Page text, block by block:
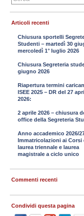
Articoli recenti
Chiusura sportelli
Studenti – martedì 30
mercoledì 1° luglio 2026
Chiusura Segreteria
giugno 2026
Riapertura termini
ISEE 2025 – DR del 27
2026:
2 aprile 2026 – chiusura
office della Segreteria
Anno accademico 2026/
Immatricolazioni ai Corsi
laurea triennale e laurea
magistrale a ciclo unico
Commenti recenti
Condividi questa pagina